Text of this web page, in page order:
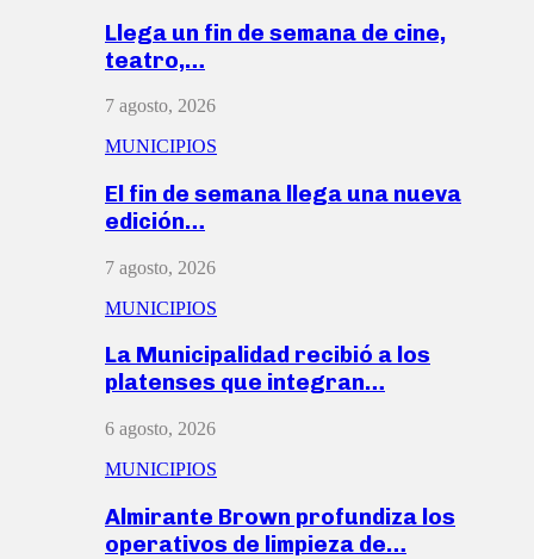
Llega un fin de semana de cine,
teatro,…
7 agosto, 2026
MUNICIPIOS
El fin de semana llega una nueva
edición…
7 agosto, 2026
MUNICIPIOS
La Municipalidad recibió a los
platenses que integran…
6 agosto, 2026
MUNICIPIOS
Almirante Brown profundiza los
operativos de limpieza de…